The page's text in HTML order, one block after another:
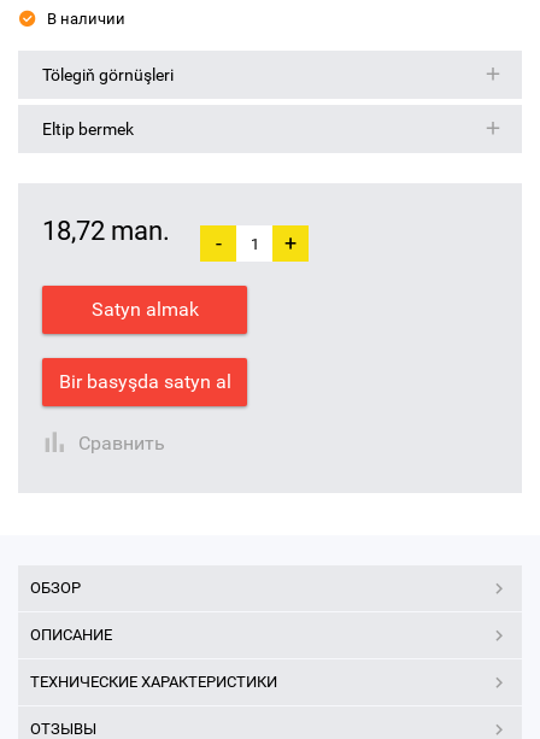
В наличии
Tölegiň görnüşleri
Eltip bermek
18,72 man. - +
Satyn almak
Bir basyşda satyn al
Сравнить
ОБЗОР
ОПИСАНИЕ
ТЕХНИЧЕСКИЕ ХАРАКТЕРИСТИКИ
ОТЗЫВЫ